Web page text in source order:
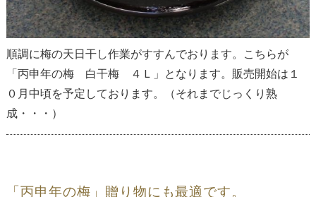
順調に梅の天日干し作業がすすんでおります。こちらが
「丙申年の梅 白干梅 ４Ｌ」となります。販売開始は１
０月中頃を予定しております。（それまでじっくり熟
成・・・）
「丙申年の梅」贈り物にも最適です。